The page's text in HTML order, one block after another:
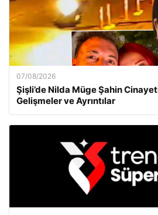
07/08/2026
Şişli’de Nilda Müge Şahin
Gelişmeler ve Ayrıntılar